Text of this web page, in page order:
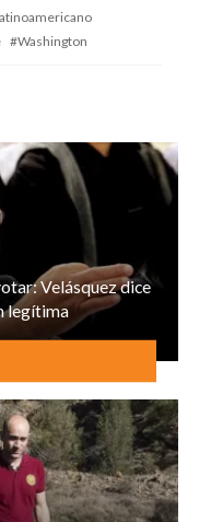
Washington
Velásquez dice
legítima